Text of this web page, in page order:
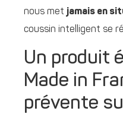
nous met jamais en
coussin intelligent se
Un produit
Made in
prévente